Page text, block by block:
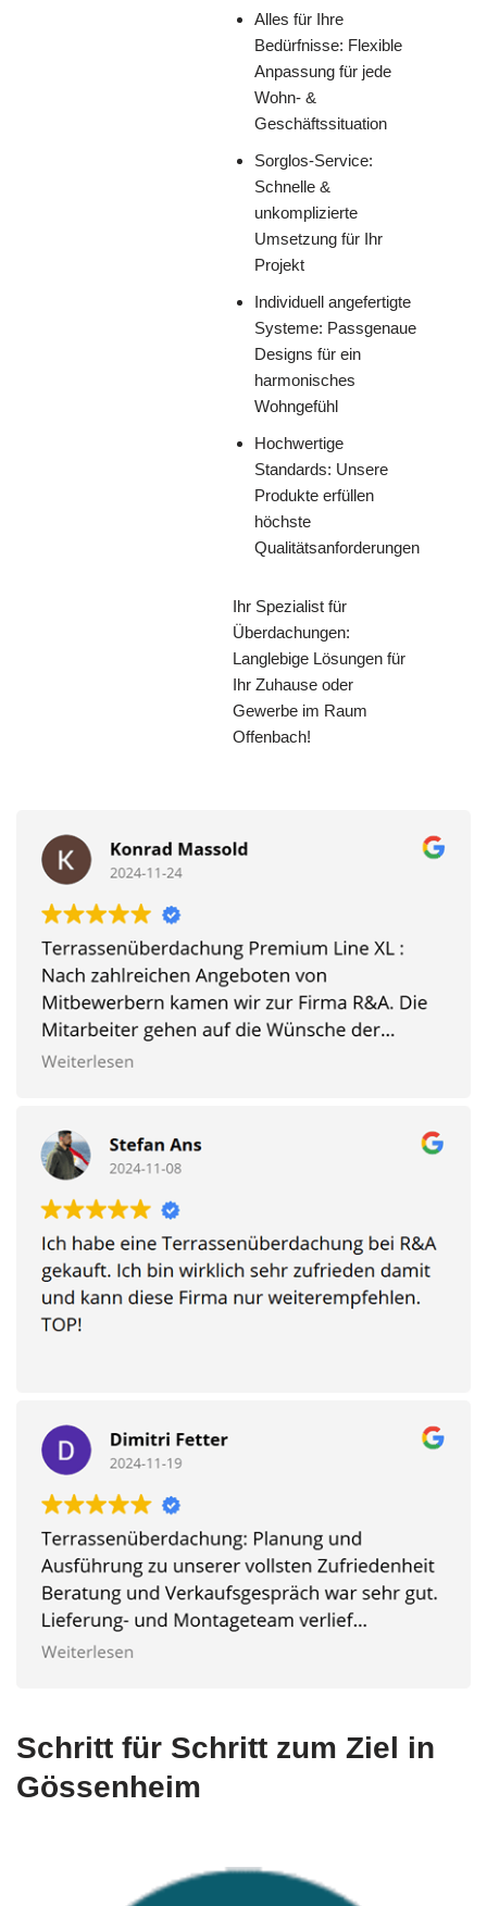
Alles für Ihre
Bedürfnisse: Flexible
Anpassung für jede
Wohn- &
Geschäftssituation
Sorglos-Service:
Schnelle &
unkomplizierte
Umsetzung für Ihr
Projekt
Individuell angefertigte
Systeme: Passgenaue
Designs für ein
harmonisches
Wohngefühl
Hochwertige
Standards: Unsere
Produkte erfüllen
höchste
Qualitätsanforderungen
Ihr Spezialist für
Überdachungen:
Langlebige Lösungen für
Ihr Zuhause oder
Gewerbe im Raum
Offenbach!
Schritt für Schritt zum Ziel in
Gössenheim